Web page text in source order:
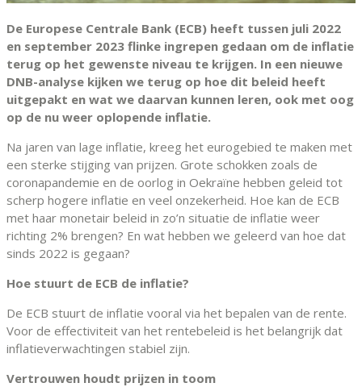
De Europese Centrale Bank (ECB) heeft tussen juli 2022
en september 2023 flinke ingrepen gedaan om de inflatie
terug op het gewenste niveau te krijgen. In een nieuwe
DNB-analyse kijken we terug op hoe dit beleid heeft
uitgepakt en wat we daarvan kunnen leren, ook met oog
op de nu weer oplopende inflatie.
Na jaren van lage inflatie, kreeg het eurogebied te maken met
een sterke stijging van prijzen. Grote schokken zoals de
coronapandemie en de oorlog in Oekraïne hebben geleid tot
scherp hogere inflatie en veel onzekerheid. Hoe kan de ECB
met haar monetair beleid in zo’n situatie de inflatie weer
richting 2% brengen? En wat hebben we geleerd van hoe dat
sinds 2022 is gegaan?
Hoe stuurt de ECB de inflatie?
De ECB stuurt de inflatie vooral via het bepalen van de rente.
Voor de effectiviteit van het rentebeleid is het belangrijk dat
inflatieverwachtingen stabiel zijn.
Vertrouwen houdt prijzen in toom